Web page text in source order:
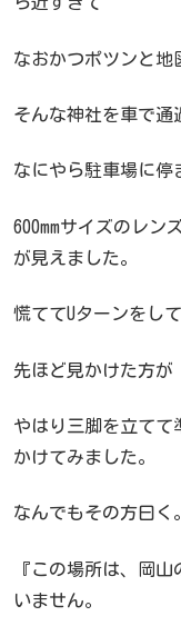
なおかつポツンと地
そんな神社を車で通
なにやら駐車場に停
600mmサイズのレン
が見えました。
慌ててUターンをし
先ほど見かけた方が
やはり三脚を立てて
かけてみました。
なんでもその方曰く。
『この場所は、岡
いません。